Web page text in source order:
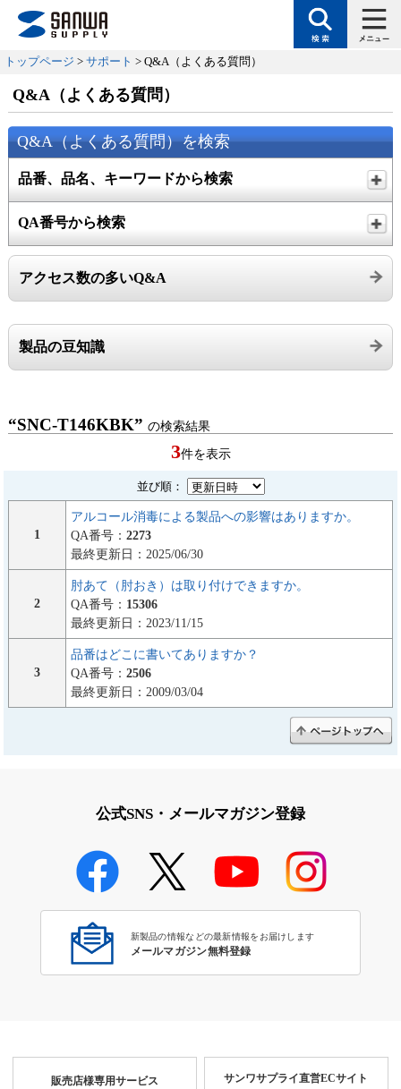
トップページ > サポート > Q&A（よくある質問）
Q&A（よくある質問）
Q&A（よくある質問）を検索
品番、品名、キーワードから検索
QA番号から検索
アクセス数の多いQ&A
製品の豆知識
“SNC-T146KBK”の検索結果
3件を表示
並び順：
1
アルコール消毒による製品への影響はありますか。
QA番号： 2273
最終更新日：2025/06/30
2
肘あて（肘おき）は取り付けできますか。
QA番号： 15306
最終更新日：2023/11/15
3
品番はどこに書いてありますか？
QA番号： 2506
最終更新日：2009/03/04
公式SNS・メールマガジン登録
新製品の情報などの最新情報をお届けします
メールマガジン無料登録
販売店様専用サービス サンワサプライ直営ECサイト